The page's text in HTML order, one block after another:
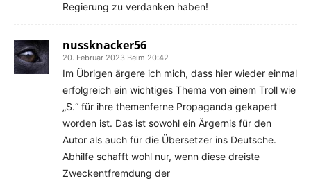
Regierung zu verdanken haben!
nussknacker56
20. Februar 2023 Beim 20:42
Im Übrigen ärgere ich mich, dass hier wieder einmal
erfolgreich ein wichtiges Thema von einem Troll wie
„S.“ für ihre themenferne Propaganda gekapert
worden ist. Das ist sowohl ein Ärgernis für den
Autor als auch für die Übersetzer ins Deutsche.
Abhilfe schafft wohl nur, wenn diese dreiste
Zweckentfremdung der